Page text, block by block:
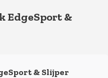
EdgeSport &
& Slijper